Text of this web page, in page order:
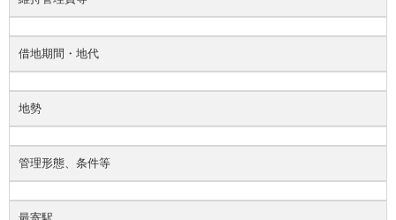
借地期間・地代
地勢
管理形態、条件等